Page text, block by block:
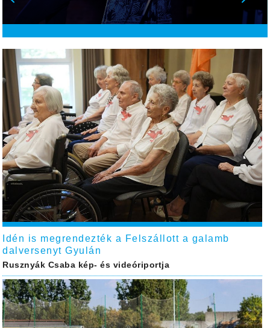
Idén is megrendezték a Felszállott a galamb
dalversenyt Gyulán
Rusznyák Csaba kép- és videóriportja